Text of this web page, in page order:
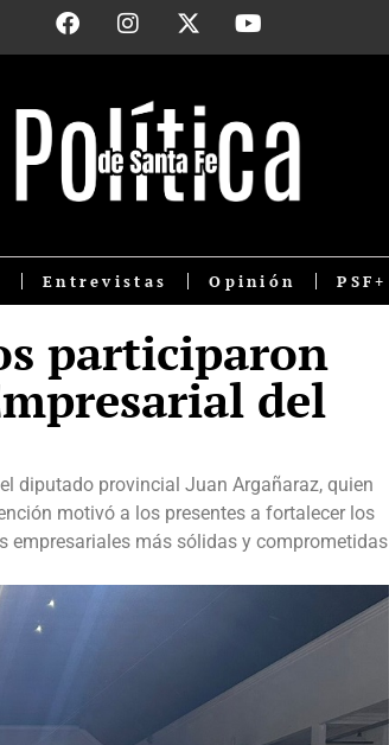
Entrevistas Opinión PSF+
participaron
del
diputado provincial Juan Argañaraz, quien
motivó a los presentes a fortalecer los
empresariales más sólidas y comprometidas